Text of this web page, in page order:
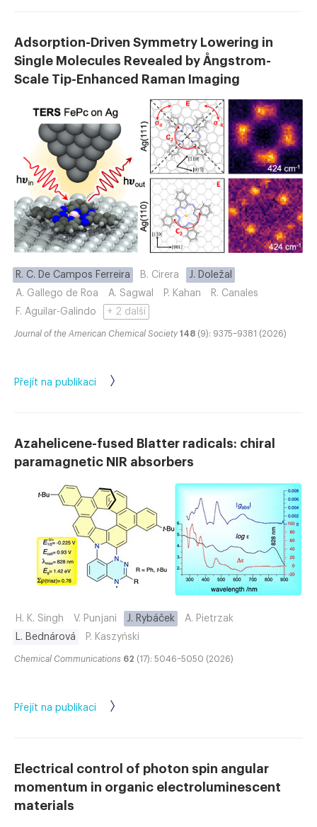
Adsorption-Driven Symmetry Lowering in
Single Molecules Revealed by Ångstrom-
Scale Tip-Enhanced Raman Imaging
R. C. De Campos Ferreira B. Cirera
J. Doležal
A. Gallego de Roa
A. Sagwal P. Kahan
R. Canales
F. Aguilar-Galindo
+ 2 další
Journal of the American Chemical Society 148 (9): 9375–9381 (2026)
Přejít na publikaci
Azahelicene-fused Blatter radicals: chiral
paramagnetic NIR absorbers
H. K. Singh V. Punjani J. Rybáček
A. Pietrzak
L. Bednárová
P. Kaszyński
Chemical Communications 62 (17): 5046–5050 (2026)
Přejít na publikaci
Electrical control of photon spin angular
momentum in organic electroluminescent
materials